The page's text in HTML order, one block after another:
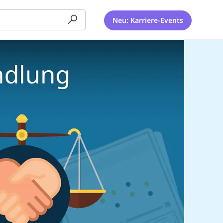
Neu: Karriere-Events